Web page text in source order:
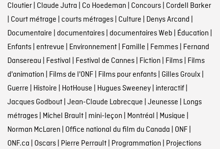
Cloutier| Claude Jutra Co Hoedeman Concours| Cordell Barker
Court métrage courts métrages| Culture Denys Arcand
Documentaire documentaires| documentaires Web Éducation
Enfants| entrevue Environnement| Famille Femmes| Fernand
Dansereau Festival Festival de Cannes| Fiction Films| Films
d'animation Films de l'ONF| Films pour enfants| Gilles Groulx|
Guerre Histoire HotHouse Hugues Sweeney| interactif|
Jacques Godbout| Jean-Claude Labrecque Jeunesse Longs
métrages| Michel Brault| mini-leçon Montréal Musique
Norman McLaren Office national du film du Canada ONF|
ONF.ca Oscars| Pierre Perrault| Programmation Projections